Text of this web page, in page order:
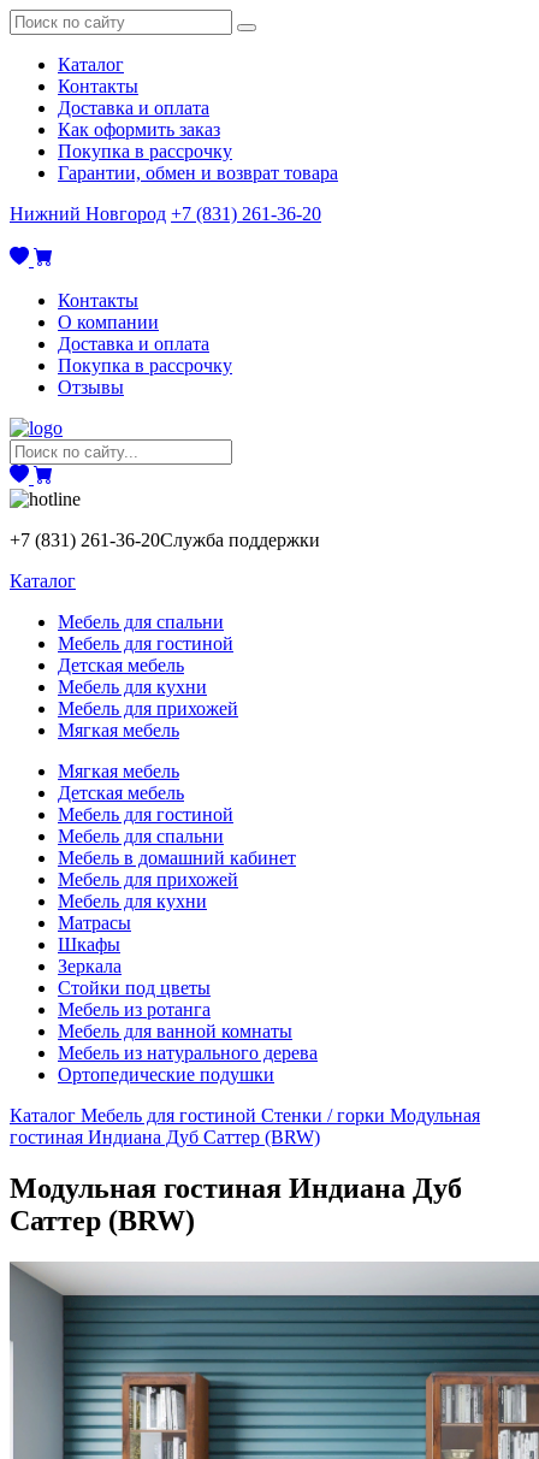
Каталог
Контакты
Доставка и оплата
Как оформить заказ
Покупка в рассрочку
Гарантии, обмен и возврат товара
Нижний Новгород +7 (831) 261-36-20
Контакты
О компании
Доставка и оплата
Покупка в рассрочку
Отзывы
+7 (831) 261-36-20Служба поддержки
Каталог
Мебель для спальни
Мебель для гостиной
Детская мебель
Мебель для кухни
Мебель для прихожей
Мягкая мебель
Мягкая мебель
Детская мебель
Мебель для гостиной
Мебель для спальни
Мебель в домашний кабинет
Мебель для прихожей
Мебель для кухни
Матрасы
Шкафы
Зеркала
Стойки под цветы
Мебель из ротанга
Мебель для ванной комнаты
Мебель из натурального дерева
Ортопедические подушки
Каталог Мебель для гостиной Стенки / горки Модульная
гостиная Индиана Дуб Саттер (BRW)
Модульная гостиная Индиана Дуб
Саттер (BRW)